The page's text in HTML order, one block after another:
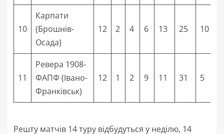
10
Карпати
(Брошнів-
Осада)
12 2 4 6 13 25 10
11
Ревера 1908-
ФАПФ (Івано-
Франківськ)
12 1 2 9 11 31 5
Решту матчів 14 туру відбудуться у неділю, 14